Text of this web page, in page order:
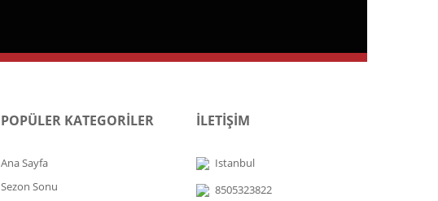
POPÜLER KATEGORİLER
Ana Sayfa
Sezon Sonu
İLETİŞİM
Istanbul
8505323822